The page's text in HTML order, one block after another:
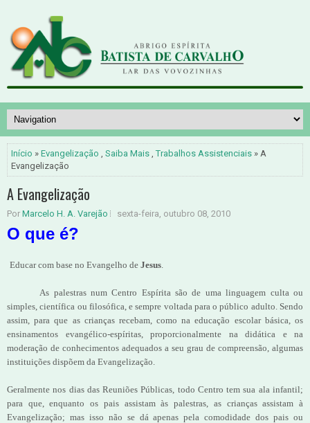
Início » Evangelização Saiba Mais ,Trabalhos Assistenciais » A
Evangelização
A Evangelização
Por Marcelo H. A. Varejão sexta-feira, outubro 08, 2010
O que é?
Educar com base no Evangelho de Jesus
As palestras num Centro Espírita são de uma linguagem culta ou
simples, científica ou filosófica, e sempre voltada para o público adulto. Sendo
assim, para que as crianças recebam, como na educação escolar básica, os
ensinamentos evangélico-espíritas, proporcionalmente na didática e na
moderação de conhecimentos adequados a seu grau de compreensão, algumas
instituições dispõem da Evangelização.
Geralmente nos dias das Reuniões Públicas, todo Centro tem sua ala infantil;
para que, enquanto os pais assistam às palestras, as crianças assistam à
Evangelização; mas isso não se dá apenas pela comodidade dos pais ou